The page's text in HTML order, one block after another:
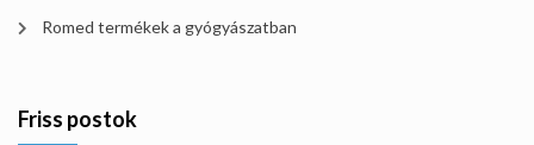
Romed termékek a gyógyászatban
Friss postok